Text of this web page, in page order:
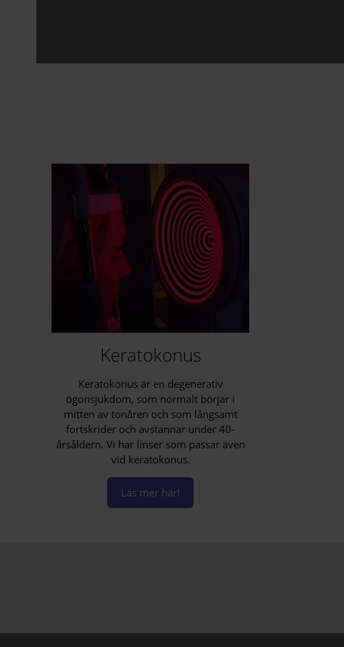
Keratokonus
Keratokonus är en degenerativ
ögonsjukdom, som normalt börjar i
mitten av tonåren och som långsamt
fortskrider och avstannar under 40-
årsåldern. Vi har linser som passar även
vid keratokonus.
Läs mer här!